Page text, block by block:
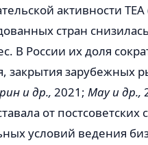
активности TEA
стран
России их доля
закрытия зарубежных
и др., 2021; Мау и др.,
от постсоветских
условий ведения